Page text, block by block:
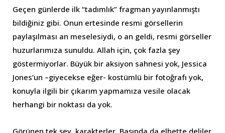
Geçen günlerde ilk “tadımlık” fragman yayınlanmıştı
bildiğiniz gibi. Onun ertesinde resmi görsellerin
paylaşılması an meselesiydi, o an geldi, resmi görseller
huzurlarımıza sunuldu. Allah için, çok fazla şey
göstermiyorlar. Büyük bir aksiyon sahnesi yok, Jessica
Jones’un –giyecekse eğer- kostümlü bir fotoğrafı yok,
konuyla ilgili bir çıkarım yapmamıza vesile olacak
herhangi bir noktası da yok.